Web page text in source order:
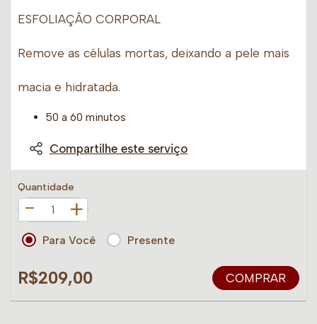
ESFOLIAÇÃO CORPORAL
Remove as células mortas, deixando a pele mais
macia e hidratada.
50 a 60 minutos
Compartilhe este serviço
Quantidade
+
Para Você Presente
R$209,00 COMPRAR